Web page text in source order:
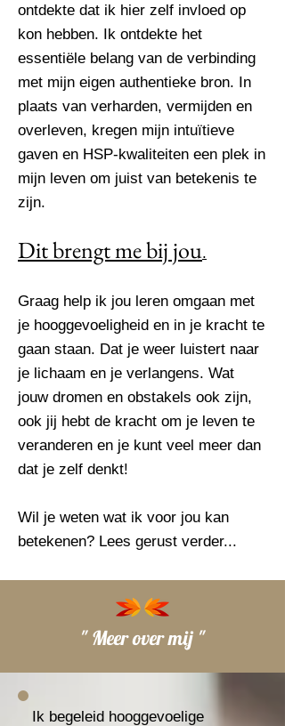
ontdekte dat ik hier zelf invloed op
kon hebben. Ik ontdekte het
essentiële belang van de verbinding
met mijn eigen authentieke bron. In
plaats van verharden, vermijden en
overleven, kregen mijn intuïtieve
gaven en HSP-kwaliteiten een plek in
mijn leven om juist van betekenis te
zijn.
Dit brengt me bij jou.
Graag help ik jou leren omgaan met
je hooggevoeligheid en in je kracht te
gaan staan. Dat je weer luistert naar
je lichaam en je verlangens. Wat
jouw dromen en obstakels ook zijn,
ook jij hebt de kracht om je leven te
veranderen en je kunt veel meer dan
dat je zelf denkt!
Wil je weten wat ik voor jou kan
betekenen? Lees gerust verder...
" Meer over mij "
Ik begeleid hooggevoelige